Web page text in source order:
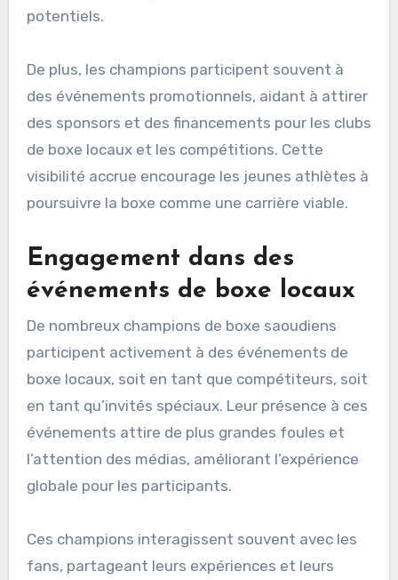
potentiels.
De plus, les champions participent souvent à
des événements promotionnels, aidant à attirer
des sponsors et des financements pour les clubs
de boxe locaux et les compétitions. Cette
visibilité accrue encourage les jeunes athlètes à
poursuivre la boxe comme une carrière viable.
Engagement dans des
événements de boxe locaux
De nombreux champions de boxe saoudiens
participent activement à des événements de
boxe locaux, soit en tant que compétiteurs, soit
en tant qu’invités spéciaux. Leur présence à ces
événements attire de plus grandes foules et
l’attention des médias, améliorant l’expérience
globale pour les participants.
Ces champions interagissent souvent avec les
fans, partageant leurs expériences et leurs